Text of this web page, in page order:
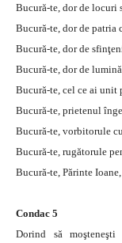
Bucură-te, dor de locuri
Bucură-te, dor de patria
Bucură-te, dor de
Bucură-te, dor de
Bucură-te, cel ce ai unit
Bucură-te, prietenul
Bucură-te, vorbitorule
Bucură-te, rugătorule
Bucură-te, Părinte
Condac 5
Dorind să